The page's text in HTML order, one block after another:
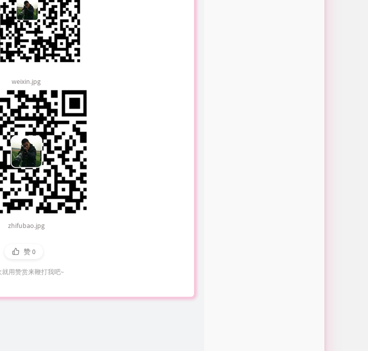
weixin.jpg
zhifubao.jpg
赞0
就用赞赏来鞭打我吧~